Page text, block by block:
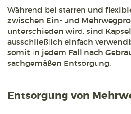
Während bei starren und
zwischen Ein- und
unterschieden wird, sind
ausschließlich einfach
somit in jedem Fall nach
sachgemäßen Entsorgung.
Entsorgung von